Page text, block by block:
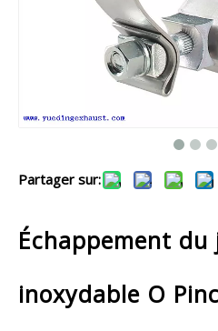
Partager sur:
Échappement
inoxydable O